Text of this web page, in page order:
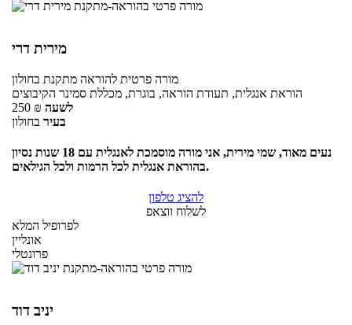
מירית דרי
מורה פרטית להוראה מתקנת בחולון
הוראת אנגלית, תעודת הוראה, בוגרת, מכללת סמינר הקיבוצים
250 ₪ לשעה
בעיר בחולון
נעים מאוד, שמי מירית, אני מורה מוסמכת לאנגלית עם 18 שנות נסיון
בהוראת אנגלית לכל הרמות ולכל הגילאים.
להציג טלפון
לשלוח ווצאפ
לפרופיל המלא
אונליין
פרונטלי
יניב דוד